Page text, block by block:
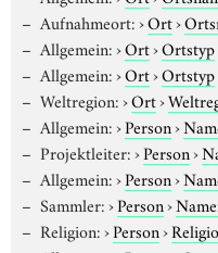
Aufnahmeort:›Ort›
Allgemein:›Ort›Ortstyp
Allgemein:›Ort›Ortstyp
Weltregion:›Ort›
Allgemein:›Person›
Projektleiter:›Person›
Allgemein:›Person›
Sammler:›Person›
Religion:›Person›